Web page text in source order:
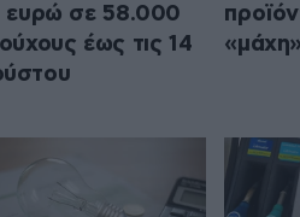
ευρώ σε 58.000
έως τις 14